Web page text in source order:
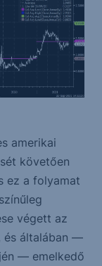
amerikai
követően
ez a folyamat
végett az
és általában —
— emelkedő